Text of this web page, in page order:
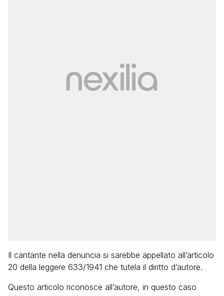
Il cantante nella denuncia si sarebbe appellato all’articolo
20 della leggere 633/1941 che tutela il diritto d’autore.
Questo articolo riconosce all’autore, in questo caso